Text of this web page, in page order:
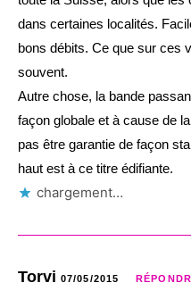
dans certaines localités.
bons débits. Ce que sur ces
souvent.
Autre chose, la bande
façon globale et à cause de
pas être garantie de façon
haut est à ce titre édifiante.
chargement…
Torvi 07/05/2015